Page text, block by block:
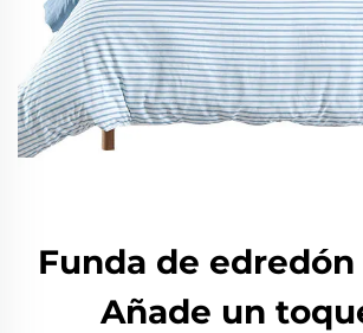
Funda de edredón
Añade un